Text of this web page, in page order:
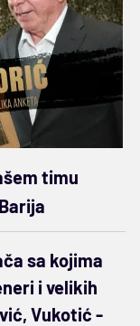
timu
sa kojima
i velikih
Vukotić -